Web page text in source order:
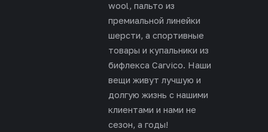
wool, пальто из
премиальной линейки
шерсти, а спортивные
товары и купальники из
бифлекса Carvico. Наши
вещи живут лучшую и
долгую жизнь с нашими
клиентами и нами не
сезон, а годы!